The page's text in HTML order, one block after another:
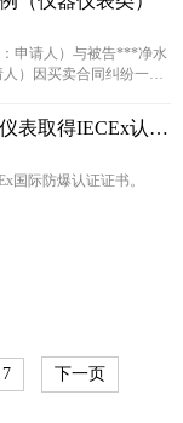
申请人）与被告***净水
）因买卖合同纠纷一案
进行鉴定；2.对型号为
因进行鉴定。
表取得IECEx认证
国际防爆认证证书。
7 下一页